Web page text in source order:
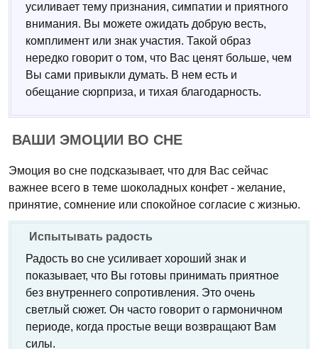
усиливает тему признания, симпатии и приятного
внимания. Вы можете ожидать добрую весть,
комплимент или знак участия. Такой образ
нередко говорит о том, что Вас ценят больше, чем
Вы сами привыкли думать. В нем есть и
обещание сюрприза, и тихая благодарность.
ВАШИ ЭМОЦИИ ВО СНЕ
Эмоция во сне подсказывает, что для Вас сейчас
важнее всего в теме шоколадных конфет - желание,
принятие, сомнение или спокойное согласие с жизнью.
Испытывать радость
Радость во сне усиливает хороший знак и
показывает, что Вы готовы принимать приятное
без внутреннего сопротивления. Это очень
светлый сюжет. Он часто говорит о гармоничном
периоде, когда простые вещи возвращают Вам
силы.